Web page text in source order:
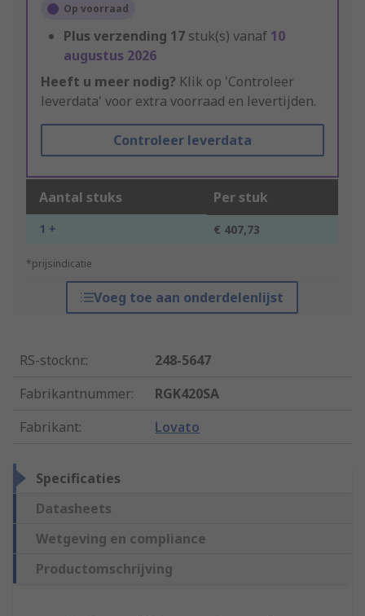
Op voorraad
Plus verzending 17 stuk(s) vanaf 10
augustus 2026
Heeft u meer nodig? Klik op 'Controleer
leverdata' voor extra voorraad en levertijden.
Controleer leverdata
Aantal stuks Per stuk
1 + € 407,73
*prijsindicatie
Voeg toe aan onderdelenlijst
RS-stocknr.:
248-5647
Fabrikantnummer:
RGK420SA
Fabrikant: Lovato
Specificaties
Datasheets
Wetgeving en compliance
Productomschrijving